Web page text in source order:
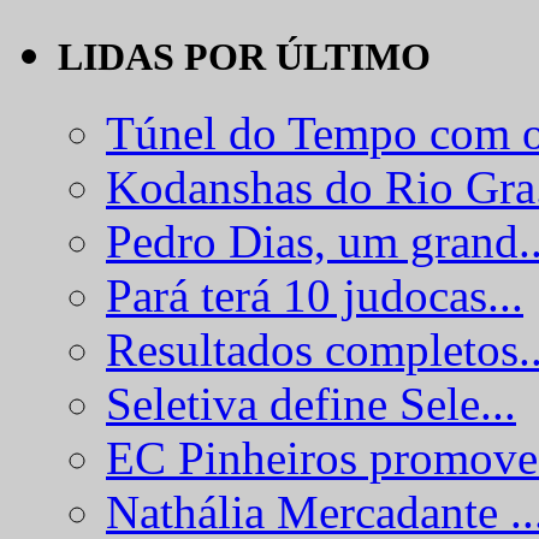
LIDAS POR ÚLTIMO
Túnel do Tempo com
Kodanshas do Rio
Pedro Dias, um
Pará terá 10 judocas...
Resultados
Seletiva define Sele...
EC Pinheiros
Nathália Mercadante